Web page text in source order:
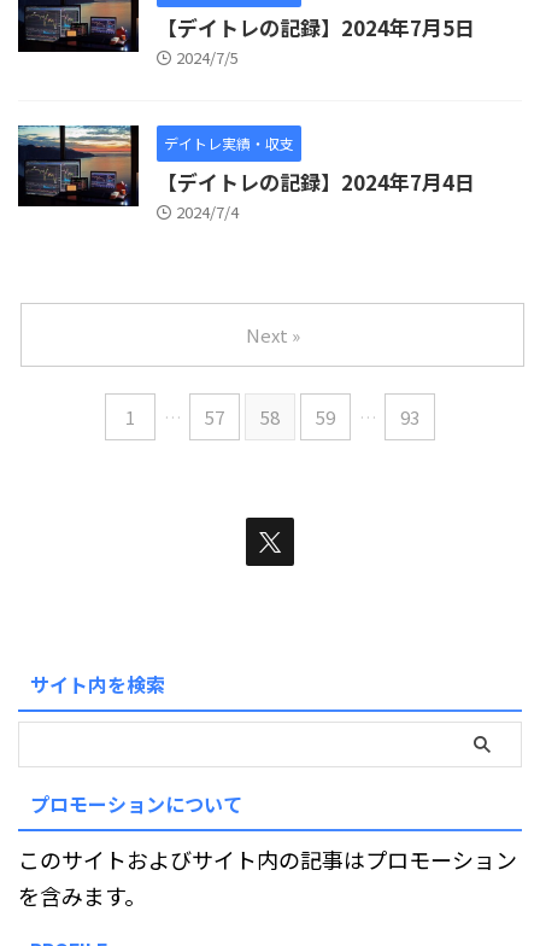
【デイトレの記録】2024年7月5日
2024/7/5
デイトレ実績・収支
【デイトレの記録】2024年7月4日
2024/7/4
1 … 57 58 59 … 93
Next »
サイト内を検索
プロモーションについて
このサイトおよびサイト内の記事はプロモーション
を含みます。